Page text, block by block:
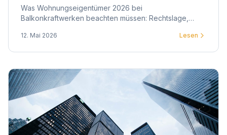
Was Wohnungseigentümer 2026 bei
Balkonkraftwerken beachten müssen: Rechtslage,
Tipps und typische Streitpunkte.
12. Mai 2026 Lesen